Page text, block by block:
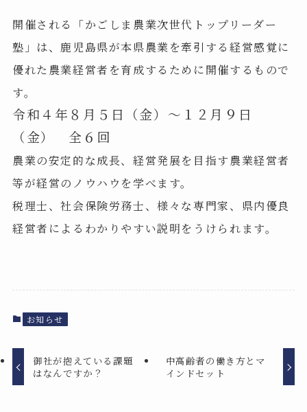
開催される「かごしま農業次世代トップリーダー
塾」は、鹿児島県が本県農業を牽引する経営感覚に
優れた農業経営者を育成するために開催するもので
す。
令和４年８月５日（金）～１２月９日
（金） 全６回
農業の安定的な成長、経営発展を目指す農業経営者
等が経営のノウハウを学べます。
税理士、社会保険労務士、様々な専門家、県内優良
経営者によるわかりやすい説明をうけられます。
お知らせ
御社が抱えている課題
はなんですか？
中高齢者の働き方とマ
インドセット